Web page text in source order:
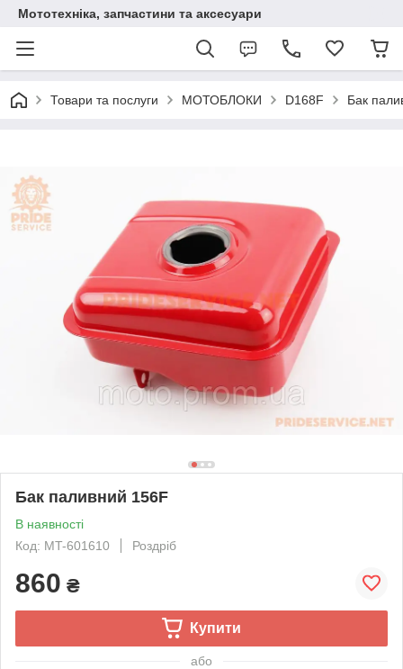
Мототехніка, запчастини та аксесуари
Товари та послуги МОТОБЛОКИ D168F Бак
Бак паливний 156F
В наявності
Код: MT-601610
Роздріб
860 ₴
Купити
або